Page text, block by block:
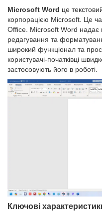
Microsoft Word це
корпорацією Microsoft. Це
Office. Microsoft Word надає
редагування та
широкий функціонал та
користувачі-початківці
застосовують його в роботі.
Ключові